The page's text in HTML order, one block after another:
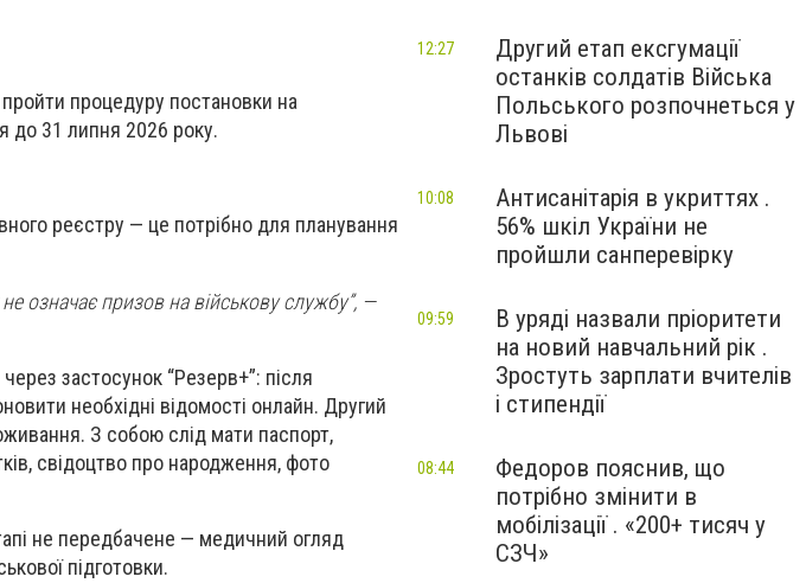
процедуру постановки на
до 31 липня 2026 року.
реєстру — це потрібно для планування
означає призов на військову службу”, —
застосунок “Резерв+”: після
необхідні відомості онлайн. Другий
З собою слід мати паспорт,
свідоцтво про народження, фото
не передбачене — медичний огляд
підготовки.
Другий етап ексгумації
останків солдатів Війська
Польського розпочнеться у
Львові
12:27
Антисанітарія в укриттях .
56% шкіл України не
пройшли санперевірку
10:08
В уряді назвали пріоритети
на новий навчальний рік .
Зростуть зарплати вчителів
і стипендії
09:59
Федоров пояснив, що
потрібно змінити в
мобілізації . «200+ тисяч у
СЗЧ»
08:44